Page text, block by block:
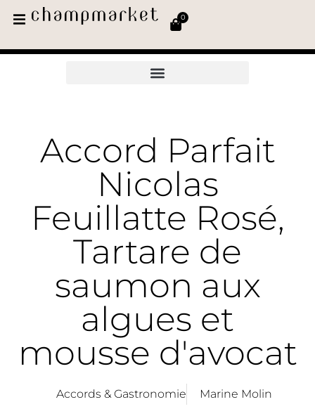
0
Accord Parfait
Nicolas
Feuillatte Rosé,
Tartare de
saumon aux
algues et
mousse d'avocat
Accords & Gastronomie Marine Molin